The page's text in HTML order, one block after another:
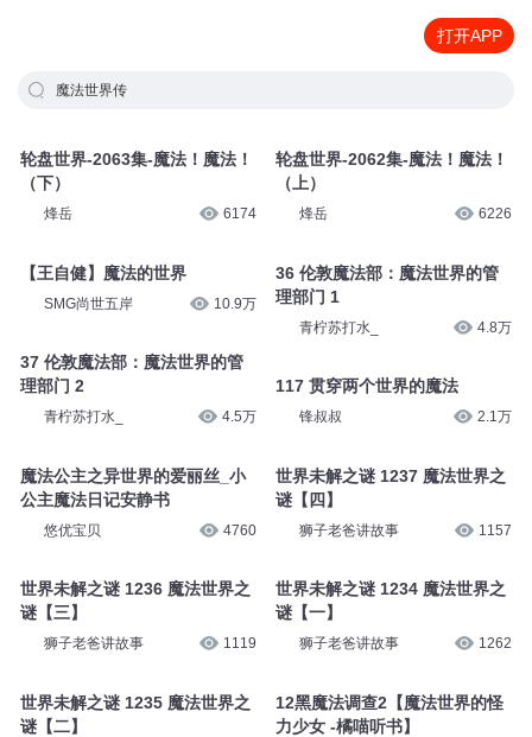
打开APP
魔法世界传
轮盘世界-2063集-魔法！魔法！
（下）
烽岳 6174
【王自健】魔法的世界
SMG尚世五岸 10.9万
37 伦敦魔法部：魔法世界的管
理部门 2
青柠苏打水_ 4.5万
魔法公主之异世界的爱丽丝_小
公主魔法日记安静书
悠优宝贝 4760
世界未解之谜 1236 魔法世界之
谜【三】
狮子老爸讲故事 1119
世界未解之谜 1235 魔法世界之
谜【二】
轮盘世界-2062集-魔法！魔法！
（上）
烽岳 6226
36 伦敦魔法部：魔法世界的管
理部门 1
青柠苏打水_ 4.8万
117 贯穿两个世界的魔法
锋叔叔 2.1万
世界未解之谜 1237 魔法世界之
谜【四】
狮子老爸讲故事 1157
世界未解之谜 1234 魔法世界之
谜【一】
狮子老爸讲故事 1262
12黑魔法调查2【魔法世界的怪
力少女 -橘喵听书】